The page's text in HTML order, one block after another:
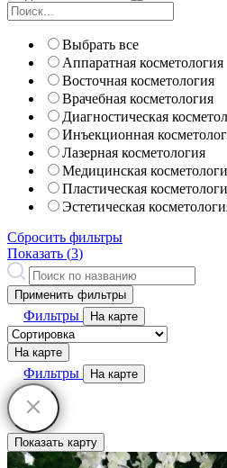
Выбрать все
Аппаратная косметология
Восточная косметология
Врачебная косметология
Диагностическая
Инъекционная
Лазерная косметология
Медицинская
Пластическая
Эстетическая
Сбросить фильтры
Показать (3)
Применить фильтры
Фильтры На карте
На карте
Фильтры На карте
Показать карту